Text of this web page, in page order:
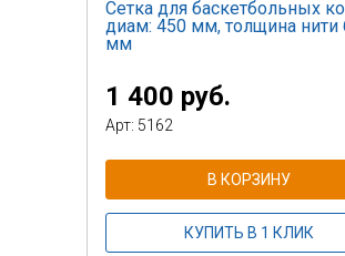
Сетка для баскетбольных
диам: 450 мм, толщина нити
мм
1 400 руб.
Арт: 5162
В КОРЗИНУ
КУПИТЬ В 1 КЛИК